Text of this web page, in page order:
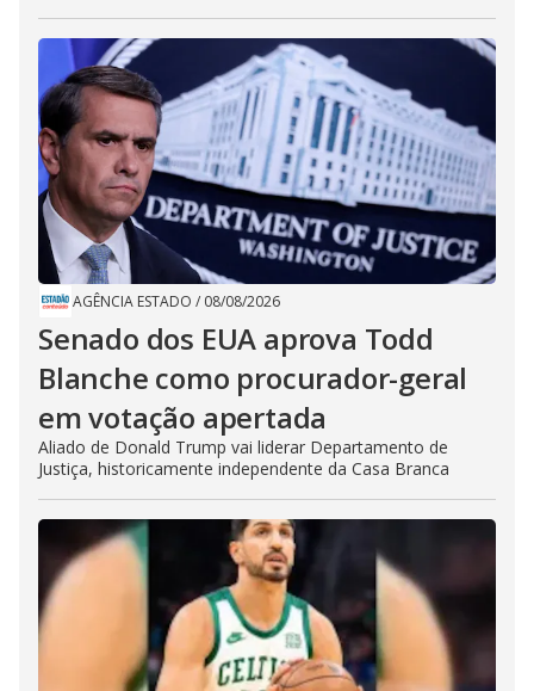
AGÊNCIA ESTADO / 08/08/2026
Senado dos EUA aprova Todd
Blanche como procurador-geral
em votação apertada
Aliado de Donald Trump vai liderar Departamento de
Justiça, historicamente independente da Casa Branca